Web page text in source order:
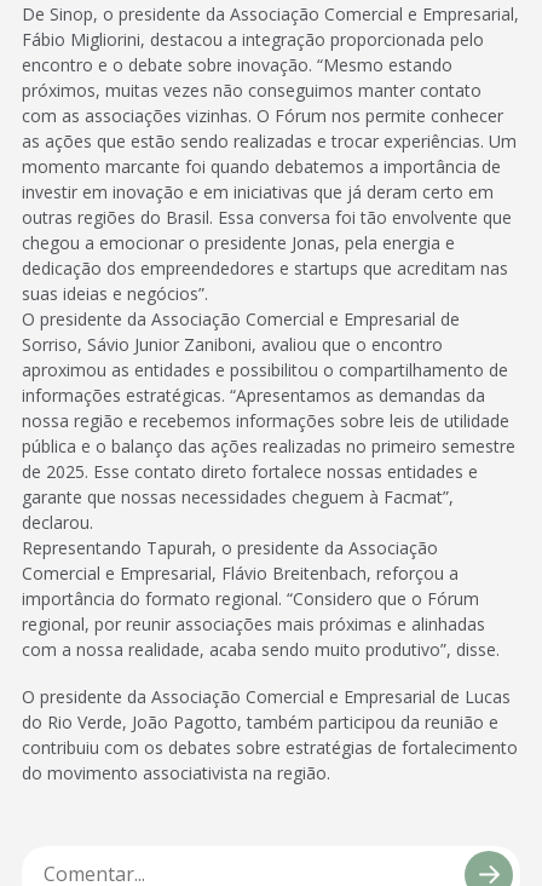
De Sinop, o presidente da Associação Comercial e Empresarial,
Fábio Migliorini, destacou a integração proporcionada pelo
encontro e o debate sobre inovação. “Mesmo estando
próximos, muitas vezes não conseguimos manter contato
com as associações vizinhas. O Fórum nos permite conhecer
as ações que estão sendo realizadas e trocar experiências. Um
momento marcante foi quando debatemos a importância de
investir em inovação e em iniciativas que já deram certo em
outras regiões do Brasil. Essa conversa foi tão envolvente que
chegou a emocionar o presidente Jonas, pela energia e
dedicação dos empreendedores e startups que acreditam nas
suas ideias e negócios”.
O presidente da Associação Comercial e Empresarial de
Sorriso, Sávio Junior Zaniboni, avaliou que o encontro
aproximou as entidades e possibilitou o compartilhamento de
informações estratégicas. “Apresentamos as demandas da
nossa região e recebemos informações sobre leis de utilidade
pública e o balanço das ações realizadas no primeiro semestre
de 2025. Esse contato direto fortalece nossas entidades e
garante que nossas necessidades cheguem à Facmat”,
declarou.
Representando Tapurah, o presidente da Associação
Comercial e Empresarial, Flávio Breitenbach, reforçou a
importância do formato regional. “Considero que o Fórum
regional, por reunir associações mais próximas e alinhadas
com a nossa realidade, acaba sendo muito produtivo”, disse.
O presidente da Associação Comercial e Empresarial de Lucas
do Rio Verde, João Pagotto, também participou da reunião e
contribuiu com os debates sobre estratégias de fortalecimento
do movimento associativista na região.